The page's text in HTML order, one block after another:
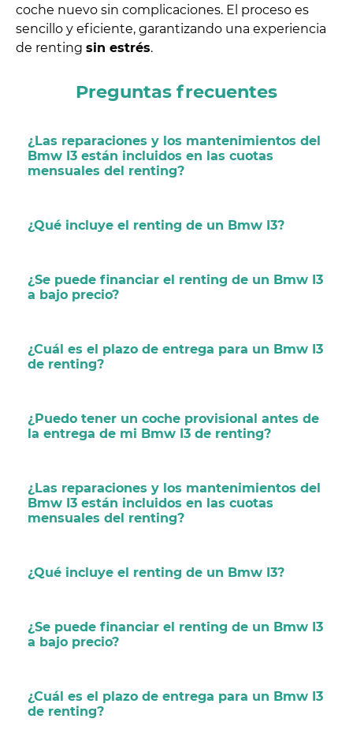
coche nuevo sin complicaciones. El proceso es
sencillo y eficiente, garantizando una experiencia
de renting sin estrés.
Preguntas frecuentes
¿Las reparaciones y los mantenimientos del
Bmw I3 están incluidos en las cuotas
mensuales del renting?
¿Qué incluye el renting de un Bmw I3?
¿Se puede financiar el renting de un Bmw I3
a bajo precio?
¿Cuál es el plazo de entrega para un Bmw I3
de renting?
¿Puedo tener un coche provisional antes de
la entrega de mi Bmw I3 de renting?
¿Las reparaciones y los mantenimientos del
Bmw I3 están incluidos en las cuotas
mensuales del renting?
¿Qué incluye el renting de un Bmw I3?
¿Se puede financiar el renting de un Bmw I3
a bajo precio?
¿Cuál es el plazo de entrega para un Bmw I3
de renting?